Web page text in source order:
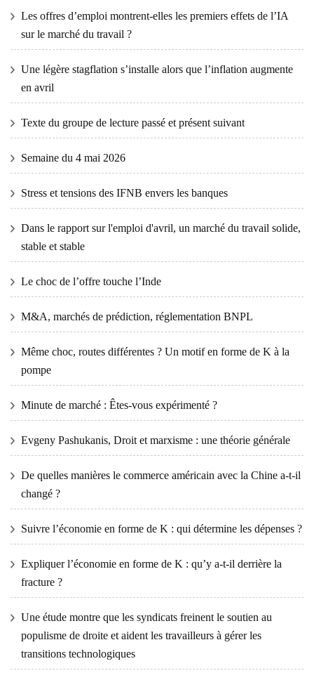
Les offres d’emploi montrent-elles les premiers effets de l’IA
sur le marché du travail ?
Une légère stagflation s’installe alors que l’inflation augmente
en avril
Texte du groupe de lecture passé et présent suivant
Semaine du 4 mai 2026
Stress et tensions des IFNB envers les banques
Dans le rapport sur l'emploi d'avril, un marché du travail solide,
stable et stable
Le choc de l’offre touche l’Inde
M&A, marchés de prédiction, réglementation BNPL
Même choc, routes différentes ? Un motif en forme de K à la
pompe
Minute de marché : Êtes-vous expérimenté ?
Evgeny Pashukanis, Droit et marxisme : une théorie générale
De quelles manières le commerce américain avec la Chine a-t-il
changé ?
Suivre l’économie en forme de K : qui détermine les dépenses ?
Expliquer l’économie en forme de K : qu’y a-t-il derrière la
fracture ?
Une étude montre que les syndicats freinent le soutien au
populisme de droite et aident les travailleurs à gérer les
transitions technologiques